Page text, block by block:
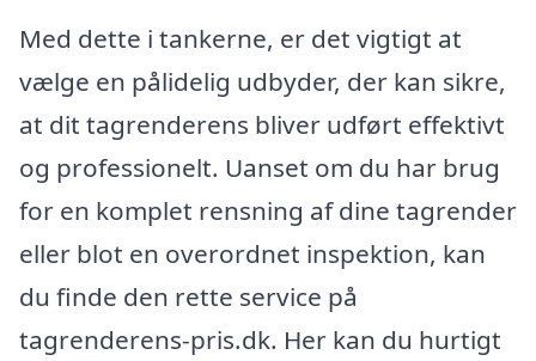
Med dette i tankerne, er det vigtigt at
vælge en pålidelig udbyder, der kan sikre,
at dit tagrenderens bliver udført effektivt
og professionelt. Uanset om du har brug
for en komplet rensning af dine tagrender
eller blot en overordnet inspektion, kan
du finde den rette service på
tagrenderens-pris.dk. Her kan du hurtigt